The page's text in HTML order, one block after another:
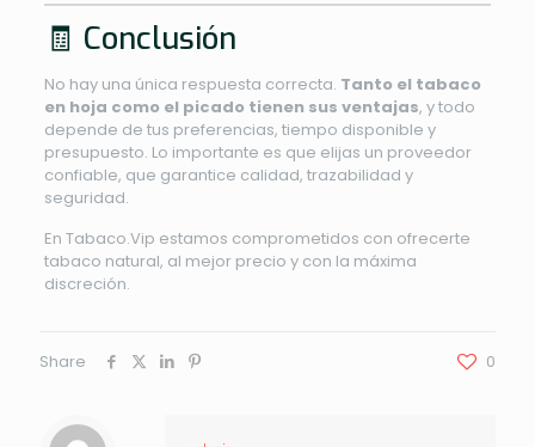
🧾 Conclusión
No hay una única respuesta correcta. Tanto el tabaco
en hoja como el picado tienen sus ventajas, y todo
depende de tus preferencias, tiempo disponible y
presupuesto. Lo importante es que elijas un proveedor
confiable, que garantice calidad, trazabilidad y
seguridad.
En Tabaco.Vip estamos comprometidos con ofrecerte
tabaco natural, al mejor precio y con la máxima
discreción.
Share 0